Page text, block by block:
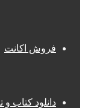
فروش اکانت
دانلود کتاب و